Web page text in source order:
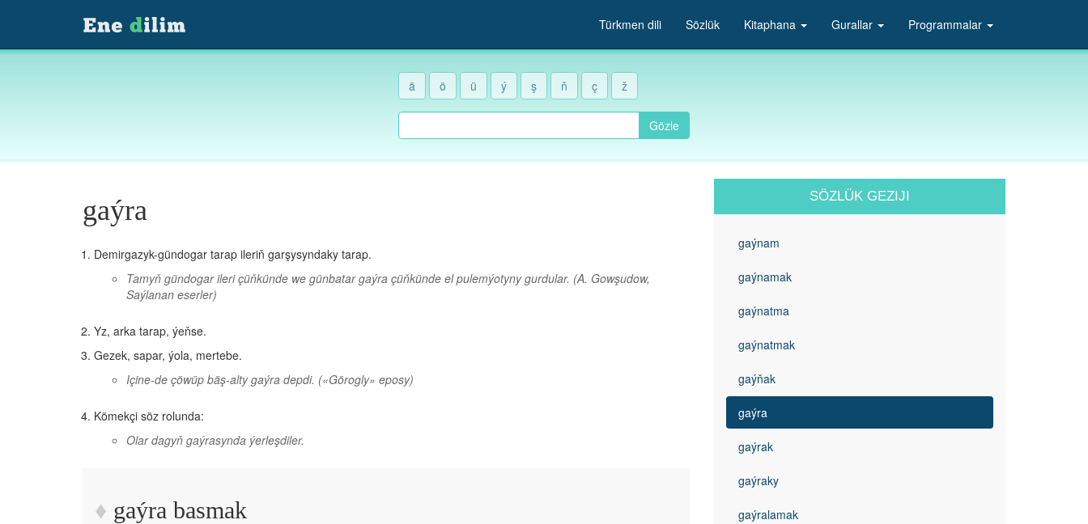
Türkmen dili Sözlük Kitaphana Gurallar Programmalar
ä ö ü ý ş ň ç ž
Gözle
gaýra
Demirgazyk-gündogar tarap ileriň garşysyndaky tarap.
Tamyň gündogar ileri çüňkünde we günbatar gaýra çüňkünde el pulemýotyny gurdular. (A. Gowşudow,
Saýlanan eserler)
Yz, arka tarap, ýeňse.
Gezek, sapar, ýola, mertebe.
Içine-de çöwüp bäş-alty gaýra depdi. («Görogly» eposy)
Kömekçi söz rolunda:
Olar dagyň gaýrasynda ýerleşdiler.
gaýra basmak
SÖZLÜK GEZIJI
gaýnam
gaýnamak
gaýnatma
gaýnatmak
gaýňak
gaýra
gaýrak
gaýraky
gaýralamak